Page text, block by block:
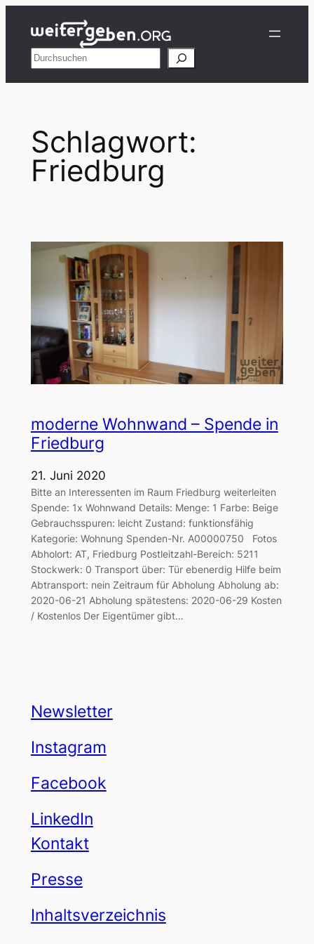
Inhalt
springenSuchen
Schlagwort:
Friedburg
moderne Wohnwand – Spende in
Friedburg
21. Juni 2020
Bitte an Interessenten im Raum Friedburg weiterleiten
Spende: 1x Wohnwand Details: Menge: 1 Farbe: Beige
Gebrauchsspuren: leicht Zustand: funktionsfähig
Kategorie: Wohnung Spenden-Nr. A00000750 Fotos
Abholort: AT, Friedburg Postleitzahl-Bereich: 5211
Stockwerk: 0 Transport über: Tür ebenerdig Hilfe beim
Abtransport: nein Zeitraum für Abholung Abholung ab:
2020-06-21 Abholung spätestens: 2020-06-29 Kosten
/ Kostenlos Der Eigentümer gibt…
Newsletter
Instagram
Facebook
LinkedIn
Kontakt
Presse
Inhaltsverzeichnis